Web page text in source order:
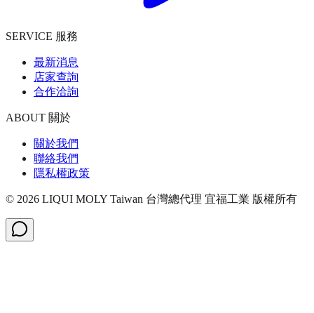
SERVICE 服務
最新消息
店家查詢
合作洽詢
ABOUT 關於
關於我們
聯絡我們
隱私權政策
© 2026 LIQUI MOLY Taiwan 台灣總代理 宜福工業 版權所有